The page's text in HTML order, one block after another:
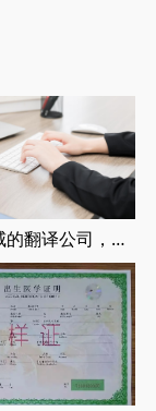
什么是权威的翻译公司，正规翻译公司介绍